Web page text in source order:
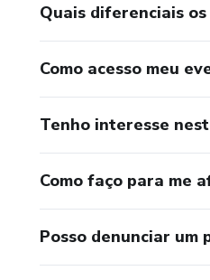
Quais diferenciais
Como acesso meu
Tenho interesse
Como faço para me
Posso denunciar um